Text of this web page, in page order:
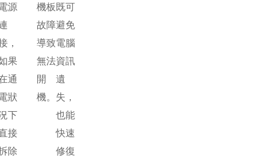
源
，
果
通
狀
下
接
除
機板
故障
導致
無法
開
機。
既可
避免
電腦
資訊
遺
失，
也能
快速
修復